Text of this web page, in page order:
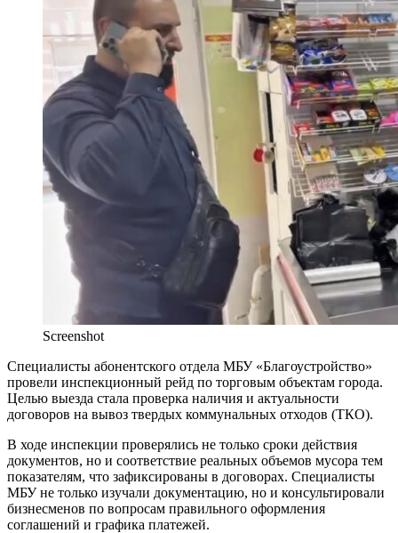
Screenshot
Специалисты абонентского отдела МБУ «Благоустройство»
провели инспекционный рейд по торговым объектам города.
Целью выезда стала проверка наличия и актуальности
договоров на вывоз твердых коммунальных отходов (ТКО).
В ходе инспекции проверялись не только сроки действия
документов, но и соответствие реальных объемов мусора тем
показателям, что зафиксированы в договорах. Специалисты
МБУ не только изучали документацию, но и консультировали
бизнесменов по вопросам правильного оформления
соглашений и графика платежей.